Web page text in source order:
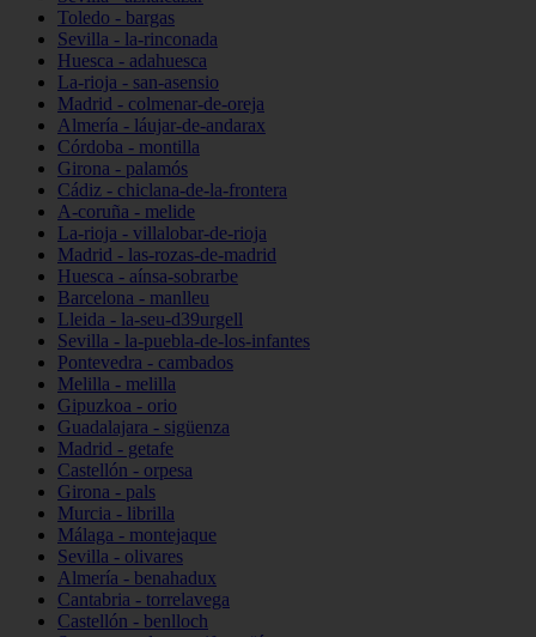
Toledo - bargas
Sevilla - la-rinconada
Huesca - adahuesca
La-rioja - san-asensio
Madrid - colmenar-de-oreja
Almería - láujar-de-andarax
Córdoba - montilla
Girona - palamós
Cádiz - chiclana-de-la-frontera
A-coruña - melide
La-rioja - villalobar-de-rioja
Madrid - las-rozas-de-madrid
Huesca - aínsa-sobrarbe
Barcelona - manlleu
Lleida - la-seu-d39urgell
Sevilla - la-puebla-de-los-infantes
Pontevedra - cambados
Melilla - melilla
Gipuzkoa - orio
Guadalajara - sigüenza
Madrid - getafe
Castellón - orpesa
Girona - pals
Murcia - librilla
Málaga - montejaque
Sevilla - olivares
Almería - benahadux
Cantabria - torrelavega
Castellón - benlloch